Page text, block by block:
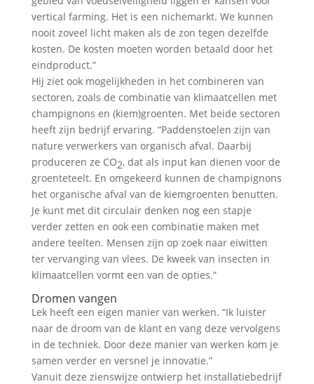
vertical farming. Het is een nichemarkt. We kunnen
nooit zoveel licht maken als de zon tegen dezelfde
kosten. De kosten moeten worden betaald door het
eindproduct.”
Hij ziet ook mogelijkheden in het combineren van
sectoren, zoals de combinatie van klimaatcellen met
champignons en (kiem)groenten. Met beide sectoren
heeft zijn bedrijf ervaring. “Paddenstoelen zijn van
nature verwerkers van organisch afval. Daarbij
produceren ze CO2, dat als input kan dienen voor de
groenteteelt. En omgekeerd kunnen de champignons
het organische afval van de kiemgroenten benutten.
Je kunt met dit circulair denken nog een stapje
verder zetten en ook een combinatie maken met
andere teelten. Mensen zijn op zoek naar eiwitten
ter vervanging van vlees. De kweek van insecten in
klimaatcellen vormt een van de opties.”
Dromen vangen
Lek heeft een eigen manier van werken. “Ik luister
naar de droom van de klant en vang deze vervolgens
in de techniek. Door deze manier van werken kom je
samen verder en versnel je innovatie.”
Vanuit deze zienswijze ontwierp het installatiebedrijf